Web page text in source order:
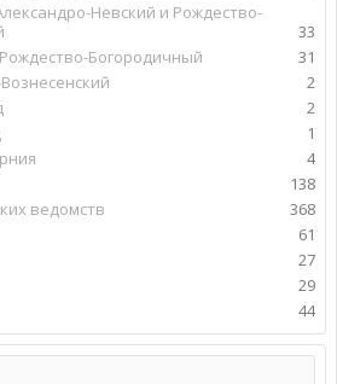
Невский и Рождество-
33
Богородичный
31
2
2
1
4
138
ведомств
368
61
27
29
44